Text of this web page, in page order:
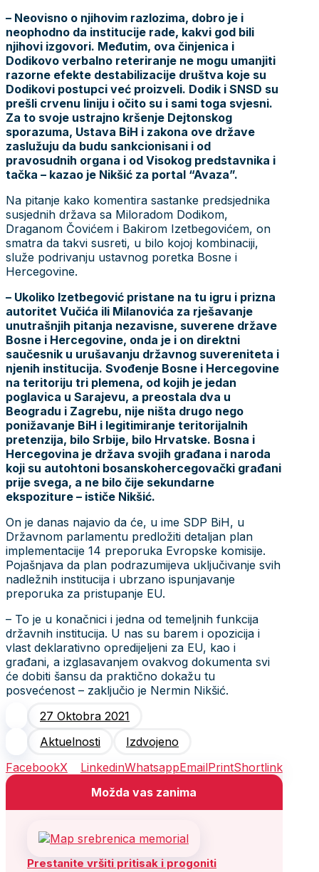
– Neovisno o njihovim razlozima, dobro je i
neophodno da institucije rade, kakvi god bili
njihovi izgovori. Međutim, ova činjenica i
Dodikovo verbalno reteriranje ne mogu umanjiti
razorne efekte destabilizacije društva koje su
Dodikovi postupci već proizveli. Dodik i SNSD su
prešli crvenu liniju i očito su i sami toga svjesni.
Za to svoje ustrajno kršenje Dejtonskog
sporazuma, Ustava BiH i zakona ove države
zaslužuju da budu sankcionisani i od
pravosudnih organa i od Visokog predstavnika i
tačka – kazao je Nikšić za portal “Avaza”.
Na pitanje kako komentira sastanke predsjednika
susjednih država sa Miloradom Dodikom,
Draganom Čovićem i Bakirom Izetbegovićem, on
smatra da takvi susreti, u bilo kojoj kombinaciji,
služe podrivanju ustavnog poretka Bosne i
Hercegovine.
– Ukoliko Izetbegović pristane na tu igru i prizna
autoritet Vučića ili Milanovića za rješavanje
unutrašnjih pitanja nezavisne, suverene države
Bosne i Hercegovine, onda je i on direktni
saučesnik u urušavanju državnog suvereniteta i
njenih institucija. Svođenje Bosne i Hercegovine
na teritoriju tri plemena, od kojih je jedan
poglavica u Sarajevu, a preostala dva u
Beogradu i Zagrebu, nije ništa drugo nego
ponižavanje BiH i legitimiranje teritorijalnih
pretenzija, bilo Srbije, bilo Hrvatske. Bosna i
Hercegovina je država svojih građana i naroda
koji su autohtoni bosanskohercegovački građani
prije svega, a ne bilo čije sekundarne
ekspoziture – ističe Nikšić.
On je danas najavio da će, u ime SDP BiH, u
Državnom parlamentu predložiti detaljan plan
implementacije 14 preporuka Evropske komisije.
Pojašnjava da plan podrazumijeva uključivanje svih
nadležnih institucija i ubrzano ispunjavanje
preporuka za pristupanje EU.
– To je u konačnici i jedna od temeljnih funkcija
državnih institucija. U nas su barem i opozicija i
vlast deklarativno opredijeljeni za EU, kao i
građani, a izglasavanjem ovakvog dokumenta svi
će dobiti šansu da praktično dokažu tu
posvećenost – zaključio je Nermin Nikšić.
27 Oktobra 2021
Aktuelnosti
Izdvojeno
FacebookX LinkedinWhatsappEmailPrintShortlink
Možda vas zanima
Prestanite vršiti pritisak i progoniti